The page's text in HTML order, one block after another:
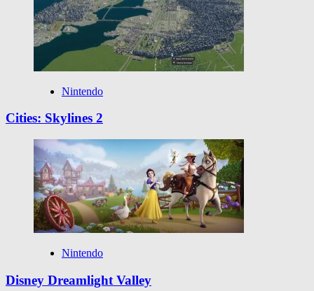
Nintendo
Cities: Skylines 2
Nintendo
Disney Dreamlight Valley